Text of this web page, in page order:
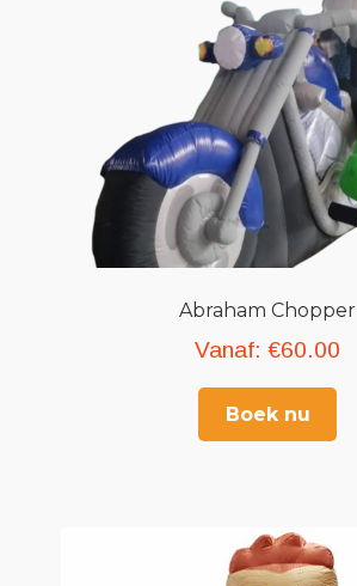
Abraham Chopper
Vanaf: €60.00
Boek nu